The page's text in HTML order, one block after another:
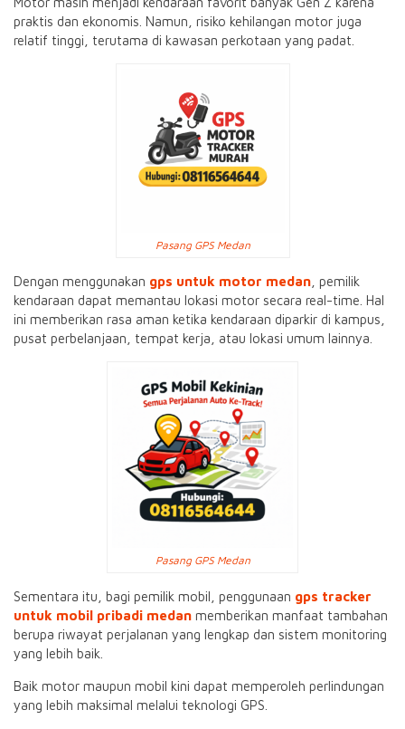
praktis dan ekonomis. Namun, risiko kehilangan motor juga
relatif tinggi, terutama di kawasan perkotaan yang padat.
Pasang GPS Medan
Dengan menggunakan gps untuk motor medan , pemilik
kendaraan dapat memantau lokasi motor secara real-time. Hal
ini memberikan rasa aman ketika kendaraan diparkir di kampus,
pusat perbelanjaan, tempat kerja, atau lokasi umum lainnya.
Pasang GPS Medan
Sementara itu, bagi pemilik mobil, penggunaan gps tracker
untuk mobil pribadi medan memberikan manfaat tambahan
berupa riwayat perjalanan yang lengkap dan sistem monitoring
yang lebih baik.
Baik motor maupun mobil kini dapat memperoleh perlindungan
yang lebih maksimal melalui teknologi GPS.